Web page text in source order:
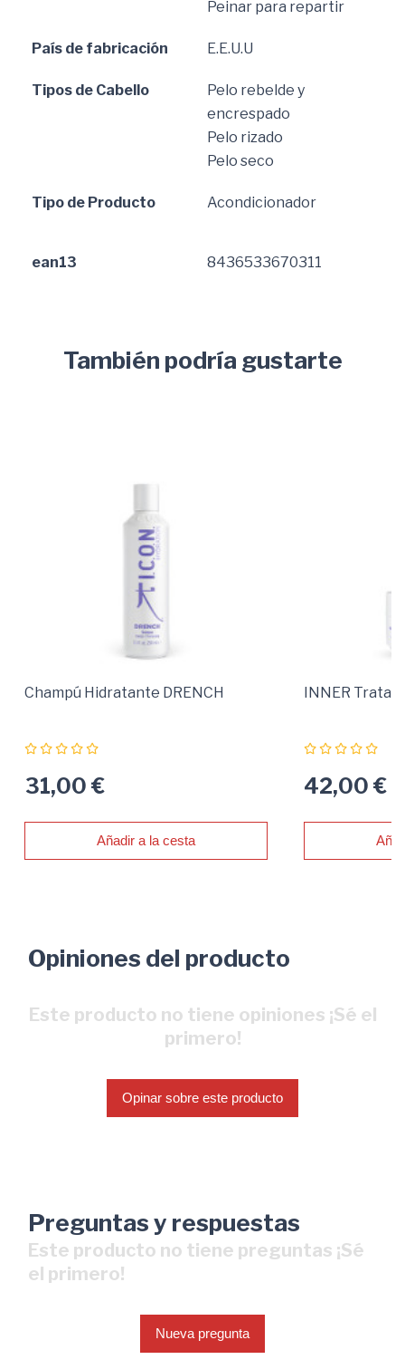
Peinar para repartir
País de fabricación E.E.U.U
Tipos de Cabello
Pelo rebelde y
encrespado
Pelo rizado
Pelo seco
Tipo de Producto Acondicionador
ean13 8436533670311
También podría gustarte
Champú Hidratante DRENCH
31,00 €
Añadir a la cesta
INNER
42,00 €
Opiniones del producto
Este producto no tiene opiniones ¡Sé el
primero!
Opinar sobre este producto
Preguntas y respuestas
Este producto no tiene preguntas ¡Sé
el primero!
Nueva pregunta